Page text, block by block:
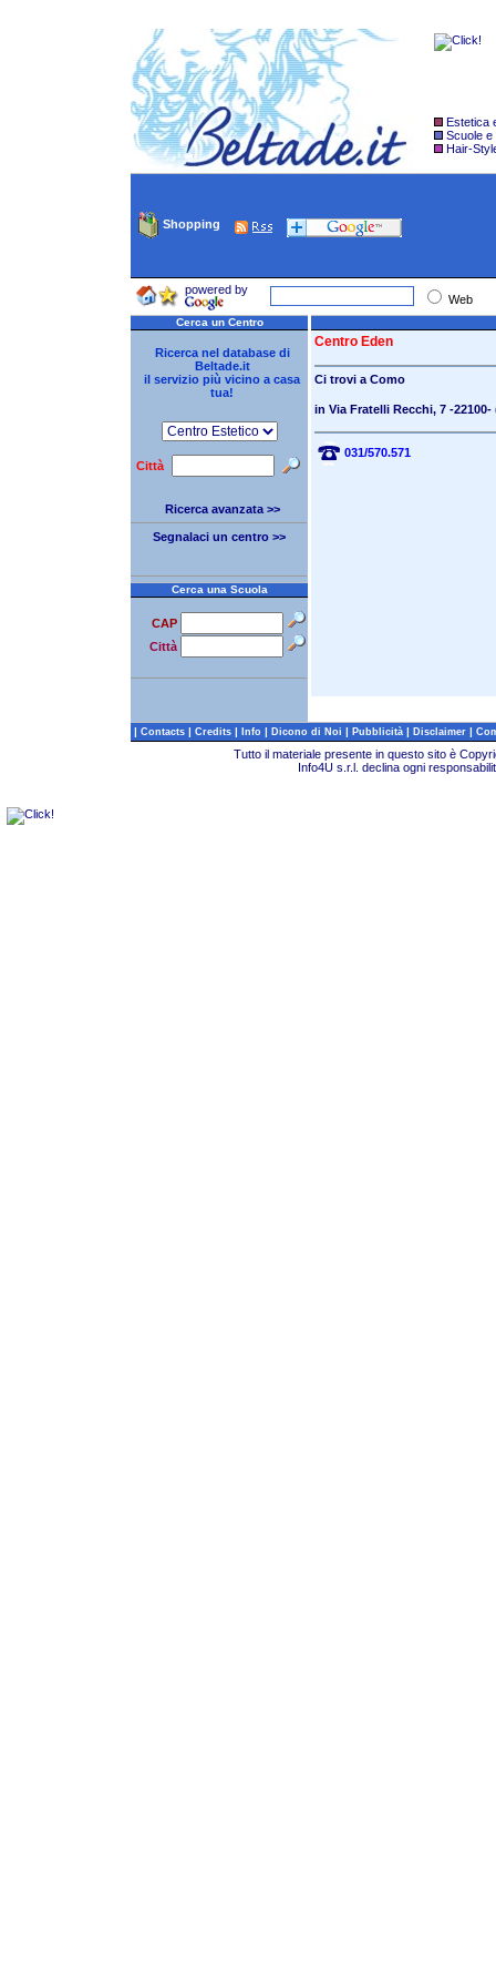
Estetica
Scuole e
Hair-
Shopping
powered by
Web
Cerca un Centro
Ricerca nel database di
Beltade.it
il servizio più vicino a casa
tua!
Città
Ricerca avanzata >>
Segnalaci un centro >>
Cerca una Scuola
CAP
Città
Centro Eden
Ci trovi a Como
in Via Fratelli Recchi, 7-22100-
031/570.571
| Contacts | Credits | Info | Dicono di Noi | Pubblicità | Disclaimer |
Tutto il materiale presente in questo sito è
Info4U s.r.l. declina ogni